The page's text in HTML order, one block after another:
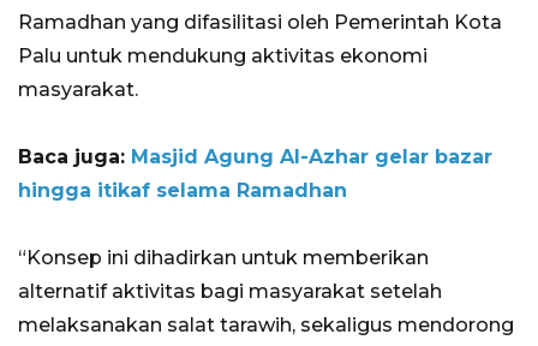
Ramadhan yang difasilitasi oleh Pemerintah Kota
Palu untuk mendukung aktivitas ekonomi
masyarakat.
Baca juga: Masjid Agung Al-Azhar gelar bazar
hingga itikaf selama Ramadhan
“Konsep ini dihadirkan untuk memberikan
alternatif aktivitas bagi masyarakat setelah
melaksanakan salat tarawih, sekaligus mendorong